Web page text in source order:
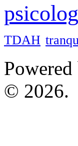
TDAH
© 2026.